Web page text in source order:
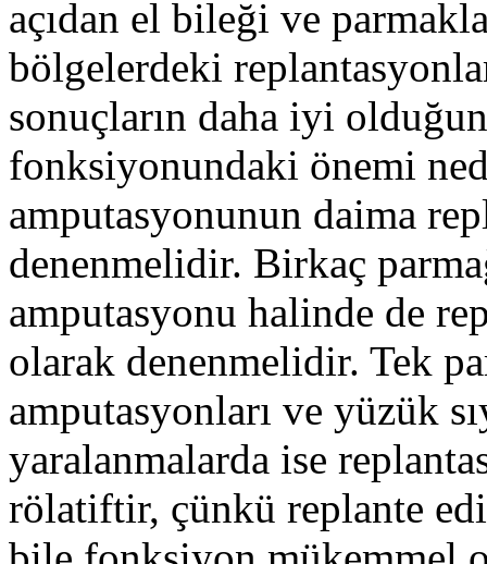
açıdan el bileği ve
bölgelerdeki
sonuçların daha iyi
fonksiyonundaki önemi
amputasyonunun daima
denenmelidir. Birkaç
amputasyonu halinde de
olarak denenmelidir. Tek
amputasyonları ve yüzük
yaralanmalarda ise
rölatiftir, çünkü replante